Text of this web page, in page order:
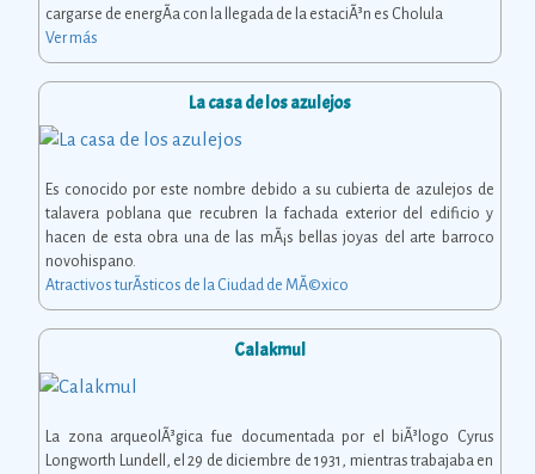
cargarse de energÃ­a con la llegada de la estaciÃ³n es Cholula
Ver más
La casa de los azulejos
Es conocido por este nombre debido a su cubierta de azulejos de
talavera poblana que recubren la fachada exterior del edificio y
hacen de esta obra una de las mÃ¡s bellas joyas del arte barroco
novohispano.
Atractivos turÃ­sticos de la Ciudad de MÃ©xico
Calakmul
La zona arqueolÃ³gica fue documentada por el biÃ³logo Cyrus
Longworth Lundell, el 29 de diciembre de 1931, mientras trabajaba en